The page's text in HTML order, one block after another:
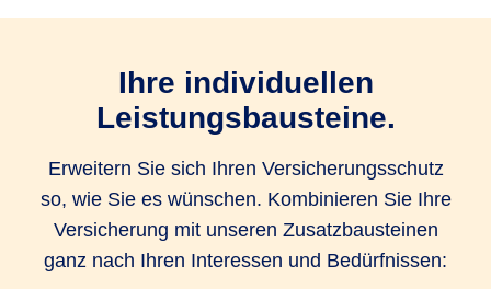
Ihre individuellen
Leistungsbausteine.
Erweitern Sie sich Ihren Versicherungsschutz
so, wie Sie es wünschen. Kombinieren Sie Ihre
Versicherung mit unseren Zusatzbausteinen
ganz nach Ihren Interessen und Bedürfnissen: